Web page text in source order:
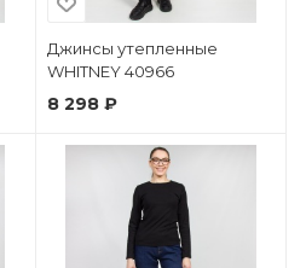
Джинсы утепленные
WHITNEY 40966
8 298 ₽